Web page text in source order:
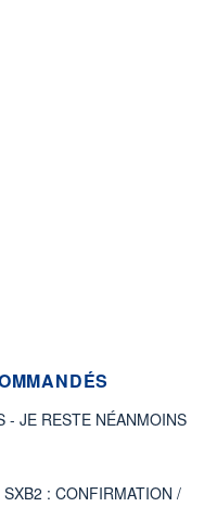
- JE RESTE NÉANMOINS
: CONFIRMATION /